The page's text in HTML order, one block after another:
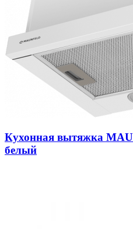
Кухонная вытяжка
белый